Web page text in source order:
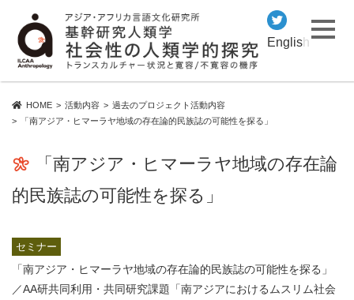
English
HOME 活動内容
過去のプロジェクト活動内容
「南アジア・ヒマーラヤ地域の存在論的民族誌の可能性を探る」
「南アジア・ヒマーラヤ地域の存在論
的民族誌の可能性を探る」
セミナー
「南アジア・ヒマーラヤ地域の存在論的民族誌の可能性を探る」
／AA研共同利用・共同研究課題「南アジアにおけるムスリム社会